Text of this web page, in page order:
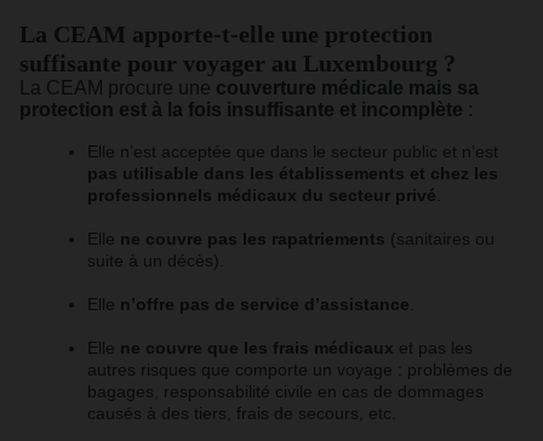
La CEAM apporte-t-elle une protection
suffisante pour voyager au Luxembourg ?
La CEAM procure une couverture médicale mais sa
protection est à la fois insuffisante et incomplète :
Elle n’est acceptée que dans le secteur public et n’est
pas utilisable dans les établissements et chez les
professionnels médicaux du secteur privé
Elle ne couvre pas les rapatriements (sanitaires ou
suite à un décès).
Elle n’offre pas de service d’assistance
Elle ne couvre que les frais médicaux et pas les
autres risques que comporte un voyage : problèmes de
bagages, responsabilité civile en cas de dommages
causés à des tiers, frais de secours, etc.